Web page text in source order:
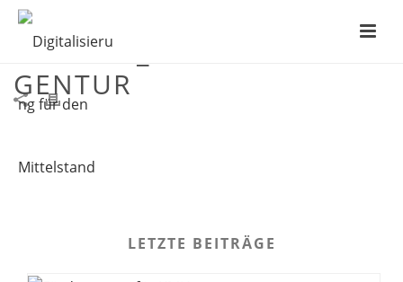
KUNDEN_MITTELSTANDSA
GENTUR
LETZTE BEITRÄGE